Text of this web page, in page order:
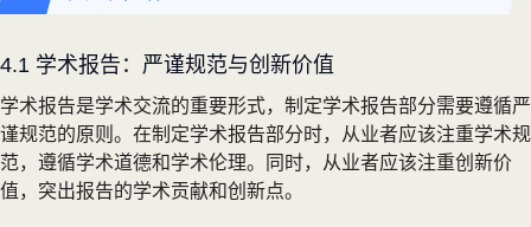
4.1 学术报告：严谨规范与创新价值
学术报告是学术交流的重要形式，制定学术报告部分需要遵循严
谨规范的原则。在制定学术报告部分时，从业者应该注重学术规
范，遵循学术道德和学术伦理。同时，从业者应该注重创新价
值，突出报告的学术贡献和创新点。